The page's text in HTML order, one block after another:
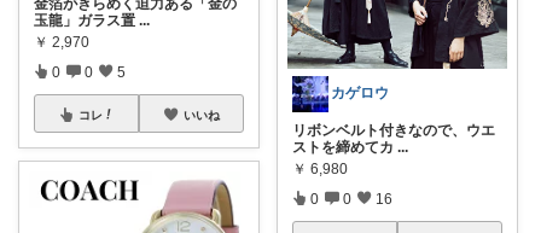
金箔がきらめく迫力ある「金の
玉龍」ガラス置 ...
￥ 2,970
0 0 5
コレ いいね
カゲロウ
リボンベルト付きなので、ウエ
ストを締めてカ ...
￥ 6,980
0 0 16